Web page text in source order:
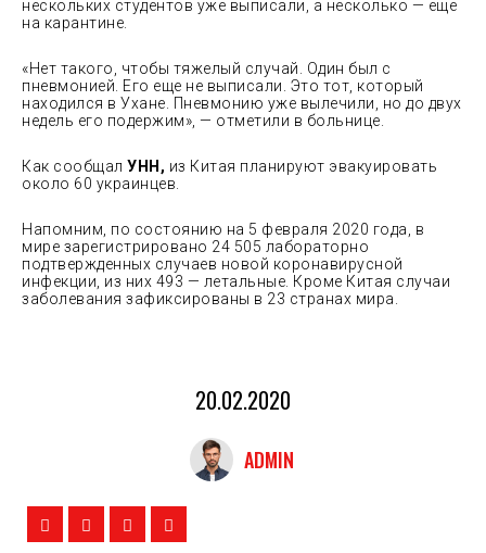
нескольких студентов уже выписали, а несколько — еще
на карантине.
«Нет такого, чтобы тяжелый случай. Один был с
пневмонией. Его еще не выписали. Это тот, который
находился в Ухане. Пневмонию уже вылечили, но до двух
недель его подержим», — отметили в больнице.
Как сообщал УНН, из Китая планируют эвакуировать
около 60 украинцев.
Напомним, по состоянию на 5 февраля 2020 года, в
мире зарегистрировано 24 505 лабораторно
подтвержденных случаев новой коронавирусной
инфекции, из них 493 — летальные. Кроме Китая случаи
заболевания зафиксированы в 23 странах мира.
20.02.2020
ADMIN